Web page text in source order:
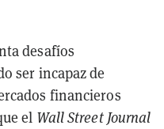
desafíos
ser incapaz de
financieros
el Wall Street Journal